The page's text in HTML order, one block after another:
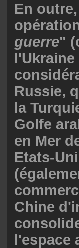
En
guerre"
Russie,
la
Golfe
en Mer
Etats-
Chine
l'espace